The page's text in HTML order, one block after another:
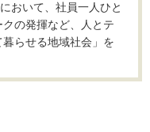
おいて、社員一人ひと
の発揮など、人とテ
らせる地域社会」を